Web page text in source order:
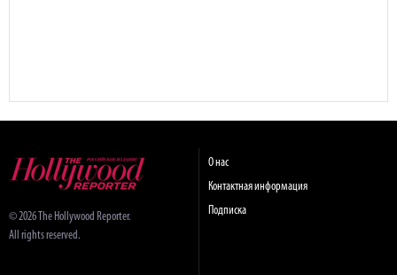
© 2026 The Hollywood Reporter.
All rights reserved.
О нас
Контактная информация
Подписка